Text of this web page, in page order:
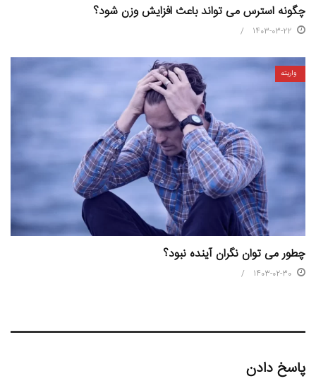
چگونه استرس می تواند باعث افزایش وزن شود؟
1403-03-22
واریته
چطور می توان نگران آينده نبود؟
1403-02-30
پاسخ دادن